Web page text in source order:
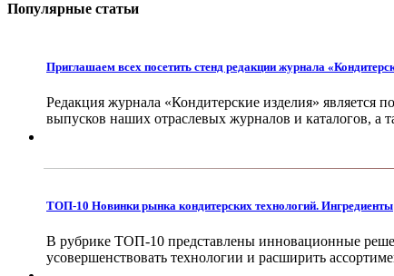
Популярные статьи
Приглашаем всех посетить стенд редакции журнала
Редакция журнала «Кондитерские изделия» является
выпусков наших отраслевых журналов и каталогов, а
ТОП-10 Новинки рынка кондитерских технологий. Ингредиенты
В рубрике ТОП-10 представлены инновационные
усовершенствовать технологии и расширить